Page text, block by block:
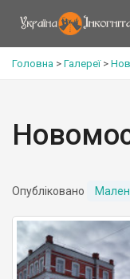
Головна > Галереї>
Опубліковано